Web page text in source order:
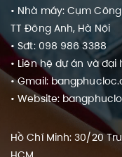
• Nhà máy: Cụm
TT Đông Anh, Hà Nội
• Sđt: 098 986 3388
• Liên hệ dự án và đại
• Gmail:
• Website:
Hồ Chí Minh: 30/20